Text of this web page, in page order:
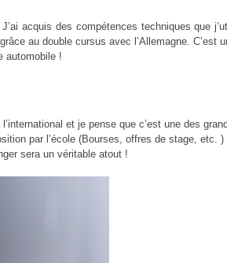
acquis des compétences techniques que
au double cursus avec l’Allemagne. C’est
automobile !
et je pense que c’est une des
par l’école (Bourses, offres de stage, etc. )
sera un véritable atout !